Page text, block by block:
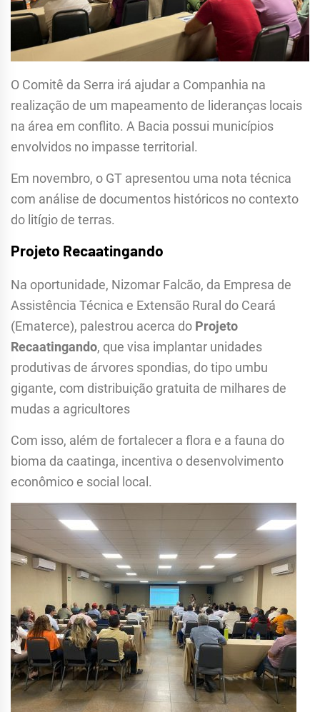
O Comitê da Serra irá ajudar a Companhia na
realização de um mapeamento de lideranças locais
na área em conflito. A Bacia possui municípios
envolvidos no impasse territorial.
Em novembro, o GT apresentou uma nota técnica
com análise de documentos históricos no contexto
do litígio de terras.
Projeto Recaatingando
Na oportunidade, Nizomar Falcão, da Empresa de
Assistência Técnica e Extensão Rural do Ceará
(Ematerce), palestrou acerca do Projeto
Recaatingando, que visa implantar unidades
produtivas de árvores spondias, do tipo umbu
gigante, com distribuição gratuita de milhares de
mudas a agricultores
Com isso, além de fortalecer a flora e a fauna do
bioma da caatinga, incentiva o desenvolvimento
econômico e social local.